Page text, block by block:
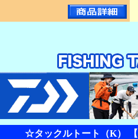
☆タックルトート（K）